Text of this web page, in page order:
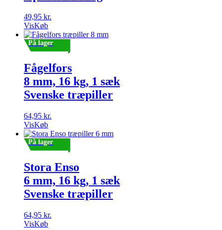
49,95 kr.
VisKøb
På lager
Fågelfors
8 mm, 16 kg, 1 sæk
Svenske træpiller
64,95 kr.
VisKøb
På lager
Stora Enso
6 mm, 16 kg, 1 sæk
Svenske træpiller
64,95 kr.
VisKøb